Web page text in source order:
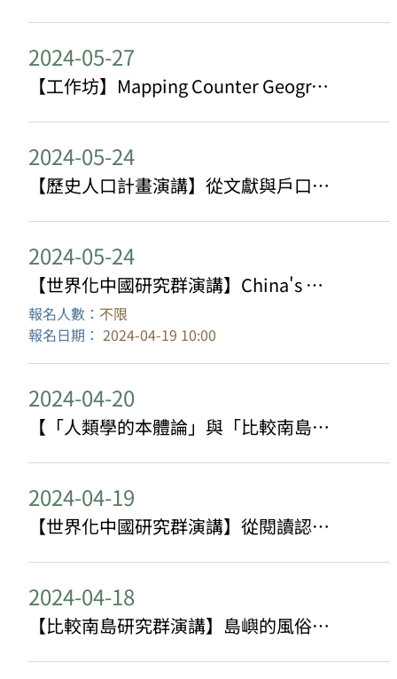
2024-05-27
【工作坊】Mapping Counter Geographies of Colonial Moments in EA&SEA
2024-05-24
【歷史人口計畫演講】從文獻與戶口簿探求歷史人群互動-羅妹號事件研究的跨學科嘗試
2024-05-24
【世界化中國研究群演講】China's Heritage through History: The Orchid Pavilion Gathering and Calligraphy
報名人數： 不限
報名日期： 2024-04-19 10:00
2024-04-20
【「人類學的本體論」與「比較南島」研究群合辦】人類學本體論與原住民研究：從《邁向治理與世界構作的人類學：比較南島觀點》一書談起
2024-04-19
【世界化中國研究群演講】從閱讀認識自我：中國大陸數位心理健康平台上的治療文化與政治
2024-04-18
【比較南島研究群演講】島嶼的風俗測定法：一個觀察方法的移動與比較